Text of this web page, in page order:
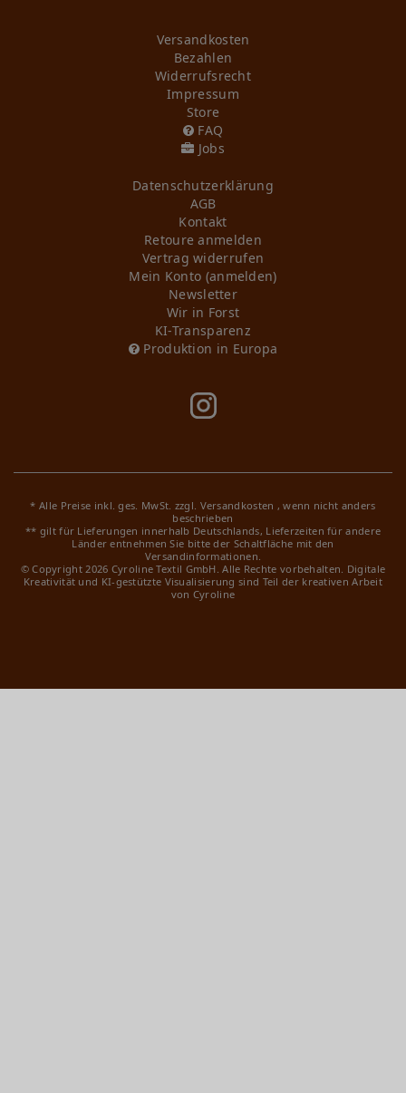
Versandkosten
Bezahlen
Widerrufs­recht
Impressum
Store
FAQ
Jobs
Daten­schutz­erklärung
AGB
Kontakt
Retoure anmelden
Vertrag widerrufen
Mein Konto (anmelden)
Newsletter
Wir in Forst
KI-Transparenz
Produktion in Europa
* Alle Preise inkl. ges. MwSt. zzgl. Versandkosten , wenn nicht anders
beschrieben
** gilt für Lieferungen innerhalb Deutschlands, Lieferzeiten für andere
Länder entnehmen Sie bitte der Schaltfläche mit den
Versandinformationen.
© Copyright 2026 Cyroline Textil GmbH. Alle Rechte vorbehalten. Digitale
Kreativität und KI-gestützte Visualisierung sind Teil der kreativen Arbeit
von Cyroline